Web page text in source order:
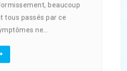
beaucoup
tous passés par ce
ne…